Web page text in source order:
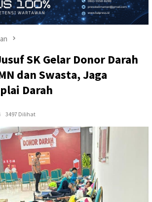
SK Gelar Donor Darah
dan Swasta, Jaga
Darah
3497 Dilihat